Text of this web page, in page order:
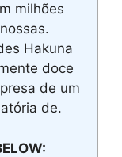
milhões
Hakuna
doce
de um
de.